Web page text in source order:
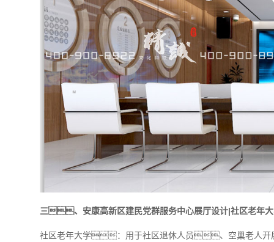
三、安康高新区建民党群服务中心展厅设计|社区老年
社区老年大学：用于社区退休人员、空巢老人